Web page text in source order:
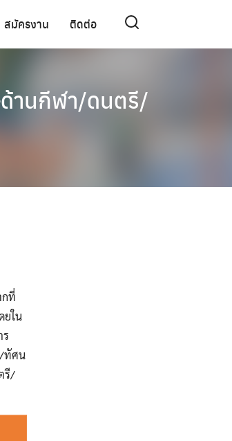
สมัครงาน ติดต่อ
ด้านกีฬา/ดนตรี/
กที่
ยใน
ร
/ทัศน
รี/